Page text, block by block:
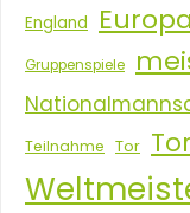
England
Gruppenspiele
Teilnahme Tor